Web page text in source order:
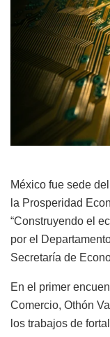
México fue sede
la Prosperidad
“Construyendo el
por el
Secretaría de
En el primer
Comercio, Othón
los trabajos de